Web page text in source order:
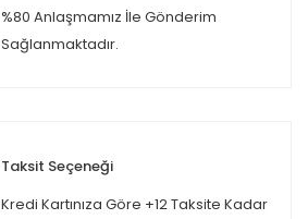
%80 Anlaşmamız İle Gönderim
Sağlanmaktadır.
Taksit Seçeneği
Kredi Kartınıza Göre +12 Taksite Kadar